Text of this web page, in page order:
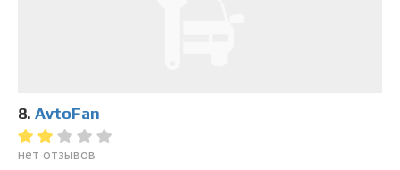
8. AvtoFan
нет отзывов